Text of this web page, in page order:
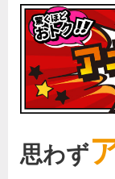
思わず